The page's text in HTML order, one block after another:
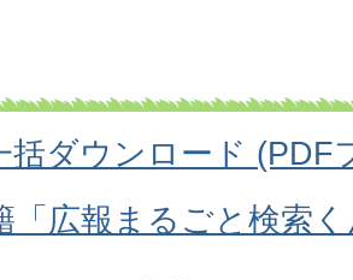
括ダウンロード (PDF
「広報まるごと検索